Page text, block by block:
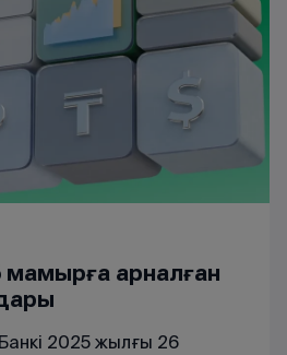
арналған
2025 жылғы 26